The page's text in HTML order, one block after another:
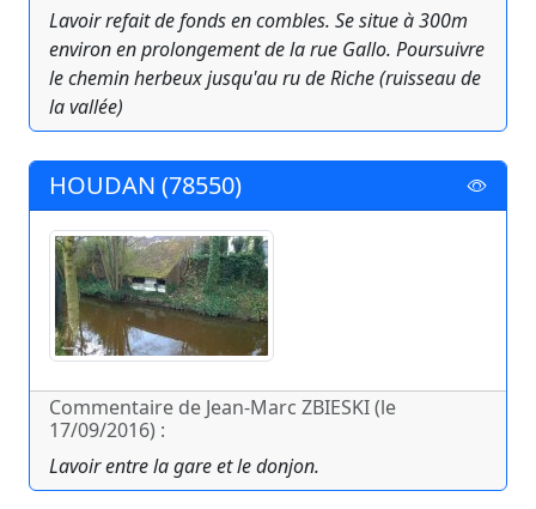
Lavoir refait de fonds en combles. Se situe à 300m
environ en prolongement de la rue Gallo. Poursuivre
le chemin herbeux jusqu'au ru de Riche (ruisseau de
la vallée)
HOUDAN (78550)
Commentaire de Jean-Marc ZBIESKI (le
17/09/2016) :
Lavoir entre la gare et le donjon.